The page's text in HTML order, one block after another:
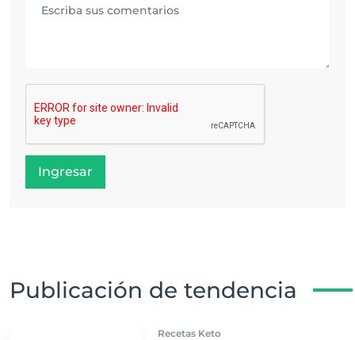
Ingresar
Publicación de tendencia
Recetas Keto